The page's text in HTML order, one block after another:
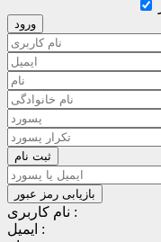
نام کاربری :
ایمیل :